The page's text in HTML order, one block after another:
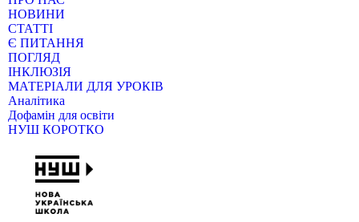
НОВИНИ
СТАТТІ
Є ПИТАННЯ
ПОГЛЯД
ІНКЛЮЗІЯ
МАТЕРІАЛИ ДЛЯ УРОКІВ
Аналітика
Дофамін для освіти
НУШ КОРОТКО